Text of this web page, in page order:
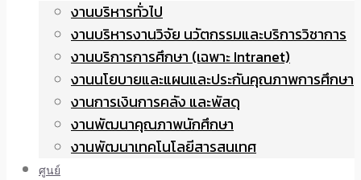
งานบริหารทั่วไป
งานบริหารงานวิจัย นวัตกรรมและบริการวิชาการ
งานบริการการศึกษา (เฉพาะ Intranet)
งานนโยบายและแผนและประกันคุณภาพการศึกษา
งานการเงินการคลัง และพัสดุ
งานพัฒนาคุณภาพนักศึกษา
งานพัฒนาเทคโนโลยีสารสนเทศ
ศูนย์